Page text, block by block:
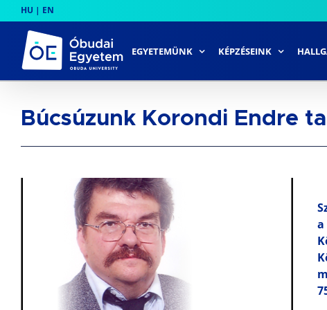
to
content
HU | EN
EGYETEMÜNK KÉPZÉSEINK
Búcsúzunk Korondi Endre